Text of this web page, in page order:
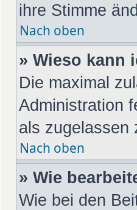
ihre Stimme
Nach oben
» Wieso kann
Die maximal
Administration
als zugelassen
Nach oben
» Wie
Wie bei den